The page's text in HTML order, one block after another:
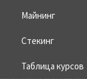
Майнинг
Стекинг
Таблица курсов